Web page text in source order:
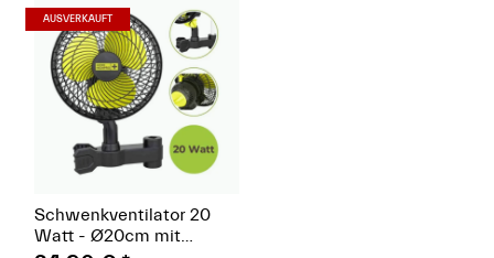
AUSVERKAUFT (Paket)
Schwenkventilator 20
Watt - Ø20cm mit